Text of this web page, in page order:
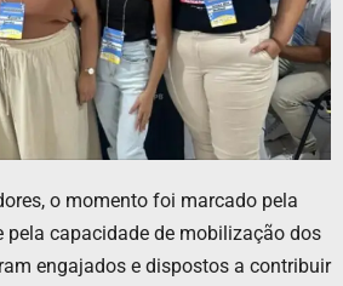
o momento foi marcado pela
pela capacidade de mobilização dos
engajados e dispostos a contribuir